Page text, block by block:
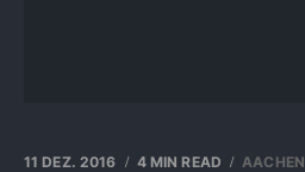
11 DEZ. 2016 4 MIN READ AACHEN